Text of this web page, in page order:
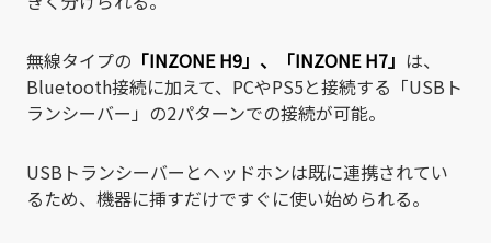
無線タイプの 「INZONE H9」 、 「INZONE H7」 は、
Bluetooth接続に加えて、PCやPS5と接続する「USBト
ランシーバー」の2パターンでの接続が可能。
USBトランシーバーとヘッドホンは既に連携されてい
るため、機器に挿すだけですぐに使い始められる。